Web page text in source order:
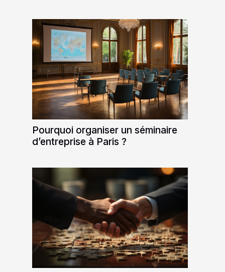
Pourquoi organiser un séminaire
d’entreprise à Paris ?